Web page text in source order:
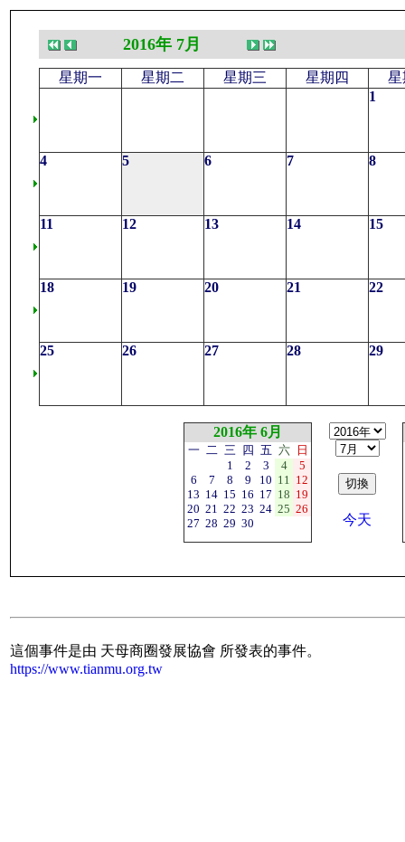
2016年 7月
星期一 星期二 星期三 星期四
星
1
4 5 6 7 8
11 12 13 14 15
18 19 20 21 22
25 26 27 28 29
2016年 6月
一 二 三 四 五 六
日
1
2 3 4
5
6
7 8 9 10 11 12
13 14 15 16 17 18 19
20 21 22 23 24 25 26
27 28 29 30 今天
這個事件是由 天母商圈發展協會 所發表的事件。
https://www.tianmu.org.tw